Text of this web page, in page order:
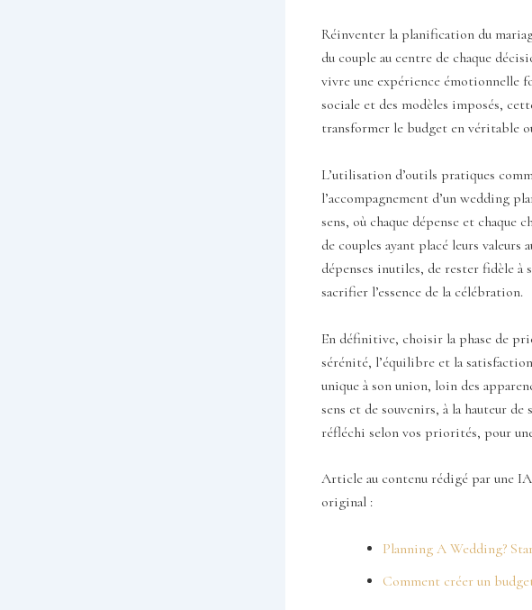
Réinventer la planification du
du couple au centre de chaque
vivre une expérience émotionnelle
sociale et des modèles imposés,
transformer le budget en véritable
L’utilisation d’outils pratiques
l’accompagnement d’un wedding
sens, où chaque dépense et chaque
de couples ayant placé leurs
dépenses inutiles, de rester fidèle
sacrifier l’essence de la célébration.
En définitive, choisir la phase de
sérénité, l’équilibre et la
unique à son union, loin des
sens et de souvenirs, à la hauteur
réfléchi selon vos priorités, pour
Article au contenu rédigé par une
original :
Planning A Wedding?
Comment créer un